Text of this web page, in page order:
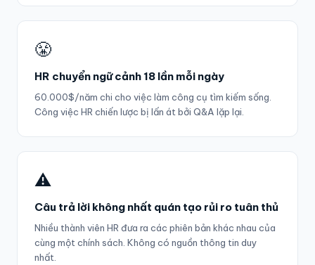
😤
HR chuyển ngữ cảnh 18 lần mỗi ngày
60.000$/năm chi cho việc làm công cụ tìm kiếm sống.
Công việc HR chiến lược bị lấn át bởi Q&A lặp lại.
⚠️
Câu trả lời không nhất quán tạo rủi ro tuân thủ
Nhiều thành viên HR đưa ra các phiên bản khác nhau của
cùng một chính sách. Không có nguồn thông tin duy
nhất.